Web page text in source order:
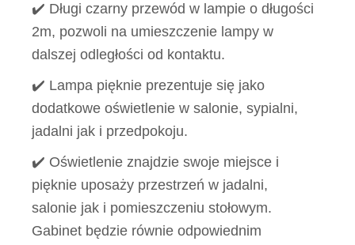
✔️ Długi czarny przewód w lampie o długości
2m, pozwoli na umieszczenie lampy w
dalszej odległości od kontaktu.
✔️ Lampa pięknie prezentuje się jako
dodatkowe oświetlenie w salonie, sypialni,
jadalni jak i przedpokoju.
✔️ Oświetlenie znajdzie swoje miejsce i
pięknie uposaży przestrzeń w jadalni,
salonie jak i pomieszczeniu stołowym.
Gabinet będzie równie odpowiednim